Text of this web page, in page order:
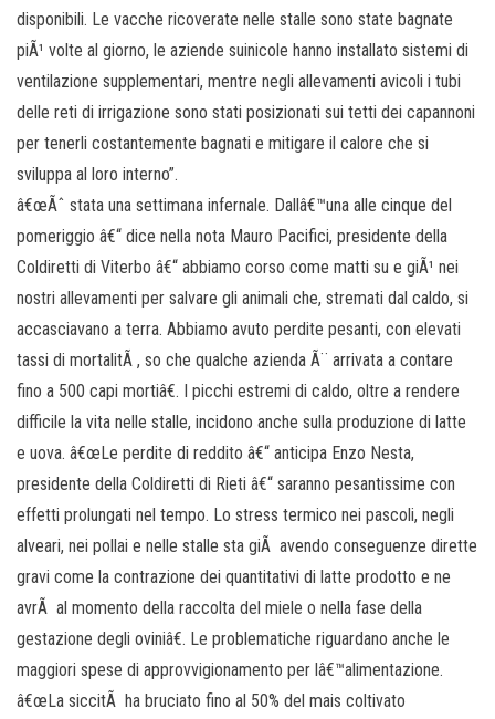
disponibili. Le vacche ricoverate nelle stalle sono state bagnate
piÃ¹ volte al giorno, le aziende suinicole hanno installato sistemi di
ventilazione supplementari, mentre negli allevamenti avicoli i tubi
delle reti di irrigazione sono stati posizionati sui tetti dei capannoni
per tenerli costantemente bagnati e mitigare il calore che si
sviluppa al loro interno”.
â€œÃˆ stata una settimana infernale. Dallâ€™una alle cinque del
pomeriggio â€“ dice nella nota Mauro Pacifici, presidente della
Coldiretti di Viterbo â€“ abbiamo corso come matti su e giÃ¹ nei
nostri allevamenti per salvare gli animali che, stremati dal caldo, si
accasciavano a terra. Abbiamo avuto perdite pesanti, con elevati
tassi di mortalitÃ , so che qualche azienda Ã¨ arrivata a contare
fino a 500 capi mortiâ€. I picchi estremi di caldo, oltre a rendere
difficile la vita nelle stalle, incidono anche sulla produzione di latte
e uova. â€œLe perdite di reddito â€“ anticipa Enzo Nesta,
presidente della Coldiretti di Rieti â€“ saranno pesantissime con
effetti prolungati nel tempo. Lo stress termico nei pascoli, negli
alveari, nei pollai e nelle stalle sta giÃ avendo conseguenze dirette
gravi come la contrazione dei quantitativi di latte prodotto e ne
avrÃ al momento della raccolta del miele o nella fase della
gestazione degli oviniâ€. Le problematiche riguardano anche le
maggiori spese di approvvigionamento per lâ€™alimentazione.
â€œLa siccitÃ ha bruciato fino al 50% del mais coltivato